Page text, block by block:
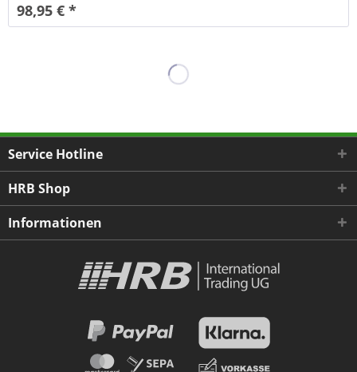
98,95 € *
Service Hotline
HRB Shop
Informationen